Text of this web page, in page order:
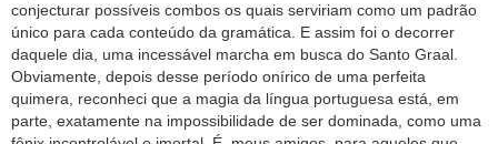
conjecturar possíveis combos os quais serviriam como um padrão
único para cada conteúdo da gramática. E assim foi o decorrer
daquele dia, uma incessável marcha em busca do Santo Graal.
Obviamente, depois desse período onírico de uma perfeita
quimera, reconheci que a magia da língua portuguesa está, em
parte, exatamente na impossibilidade de ser dominada, como uma